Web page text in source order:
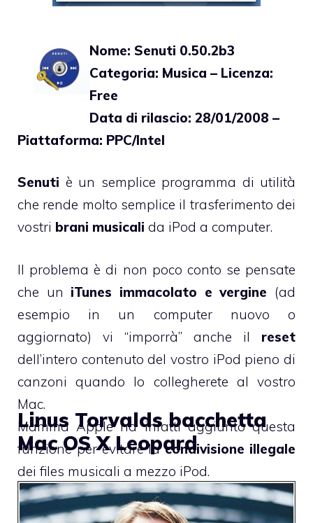
Nome: Senuti 0.50.2b3
Categoria: Musica – Licenza:
Free
Data di rilascio: 28/01/2008 –
Piattaforma: PPC/Intel
Senuti è un semplice programma di utilità
che rende molto semplice il trasferimento dei
vostri brani musicali da iPod a computer.
Il problema è di non poco conto se pensate
che un iTunes immacolato e vergine (ad
esempio in un computer nuovo o
aggiornato) vi “imporrà” anche il reset
dell’intero contenuto del vostro iPod pieno di
canzoni quando lo collegherete al vostro
Mac.
Mamma Apple ha infatti aggiunto questa
funzione per evitare lacondivisione illegale
dei files musicali a mezzo iPod.
A risolvere questo “piccolo-grande”
Linus Torvalds bacchetta
Mac OS X Leopard